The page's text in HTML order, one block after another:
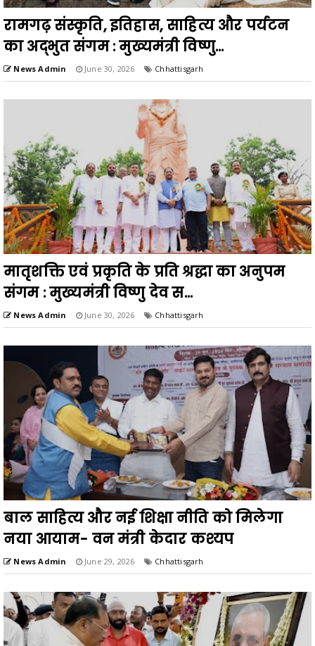
रामगढ़ संस्कृति, इतिहास, साहित्य और पर्यटन
का अद्भुत संगम : मुख्यमंत्री विष्णु...
News Admin June 30, 2026 Chhattisgarh
मातृशक्ति एवं प्रकृति के प्रति श्रद्धा का अनुपम
संगम : मुख्यमंत्री विष्णु देव स...
News Admin June 30, 2026 Chhattisgarh
बाल साहित्य और नई शिक्षा नीति को मिलेगा
नया आयाम- वन मंत्री केदार कश्यप
News Admin June 29, 2026 Chhattisgarh